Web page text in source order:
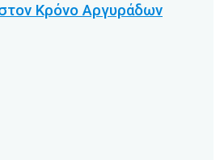
Κρόνο Αργυράδων